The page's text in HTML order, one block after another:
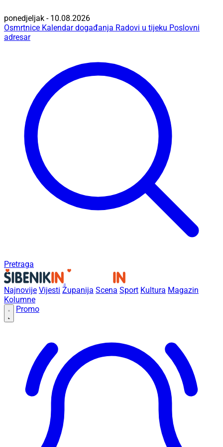
ponedjeljak - 10.08.2026
Osmrtnice Kalendar događanja Radovi u tijeku Poslovni
adresar
Pretraga
Najnovije Vijesti Županija Scena Sport Kultura Magazin
Kolumne
Promo